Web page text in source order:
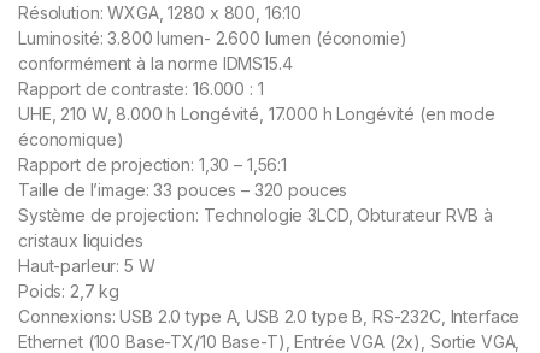
Résolution: WXGA, 1280 x 800, 16:10
Luminosité: 3.800 lumen- 2.600 lumen (économie)
conformément à la norme IDMS15.4
Rapport de contraste: 16.000 : 1
UHE, 210 W, 8.000 h Longévité, 17.000 h Longévité (en mode
économique)
Rapport de projection: 1,30 – 1,56:1
Taille de l’image: 33 pouces – 320 pouces
Système de projection: Technologie 3LCD, Obturateur RVB à
cristaux liquides
Haut-parleur: 5 W
Poids: 2,7 kg
Connexions: USB 2.0 type A, USB 2.0 type B, RS-232C, Interface
Ethernet (100 Base-TX/10 Base-T), Entrée VGA (2x), Sortie VGA,